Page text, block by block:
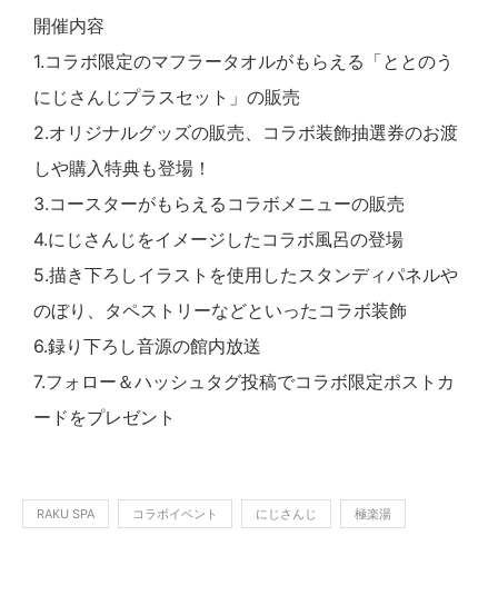
開催内容
1.コラボ限定のマフラータオルがもらえる「ととのう
にじさんじプラスセット」の販売
2.オリジナルグッズの販売、コラボ装飾抽選券のお渡
しや購入特典も登場！
3.コースターがもらえるコラボメニューの販売
4.にじさんじをイメージしたコラボ風呂の登場
5.描き下ろしイラストを使用したスタンディパネルや
のぼり、タペストリーなどといったコラボ装飾
6.録り下ろし音源の館内放送
7.フォロー＆ハッシュタグ投稿でコラボ限定ポストカ
ードをプレゼント
RAKU SPA コラボイベント にじさんじ 極楽湯